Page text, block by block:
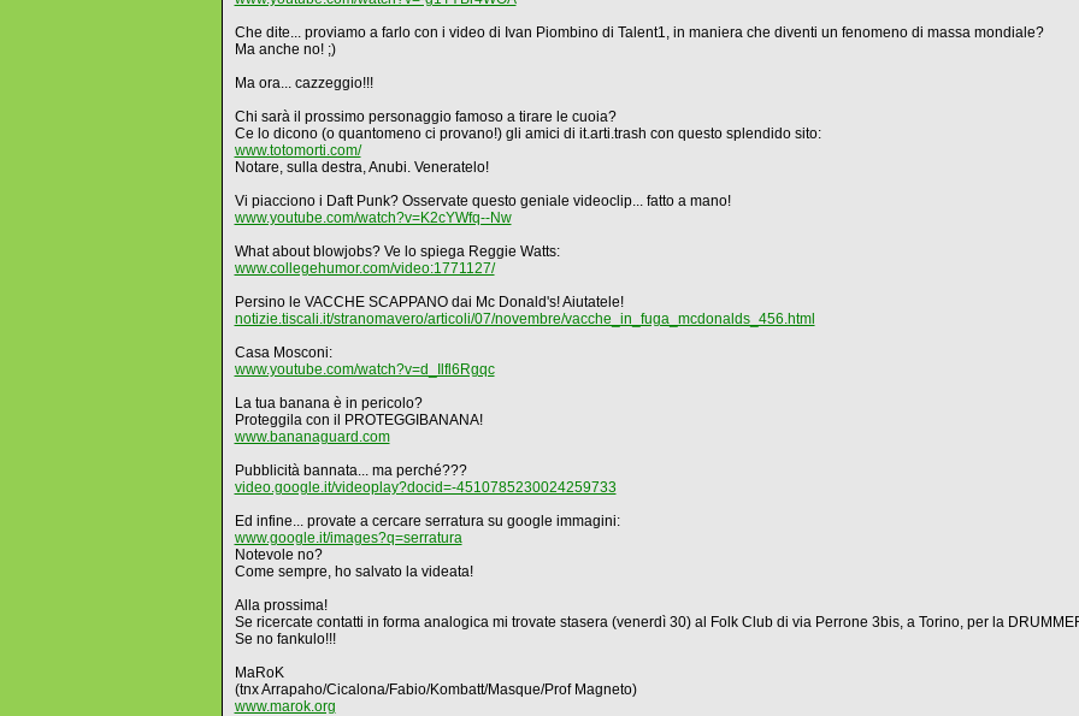
Che dite... proviamo a farlo con i video di Ivan Piombino di Talent1, in maniera che diventi un fenomeno di massa mondiale?
Ma anche no! ;)
Ma ora... cazzeggio!!!
Chi sarà il prossimo personaggio famoso a tirare le cuoia?
Ce lo dicono (o quantomeno ci provano!) gli amici di it.arti.trash con questo splendido sito:
www.totomorti.com/
Notare, sulla destra, Anubi. Veneratelo!
Vi piacciono i Daft Punk? Osservate questo geniale videoclip... fatto a mano!
www.youtube.com/watch?v=K2cYWfq--Nw
What about blowjobs? Ve lo spiega Reggie Watts:
www.collegehumor.com/video:1771127/
Persino le VACCHE SCAPPANO dai Mc Donald's! Aiutatele!
notizie.tiscali.it/stranomavero/articoli/07/novembre/vacche_in_fuga_mcdonalds_456.html
Casa Mosconi:
www.youtube.com/watch?v=d_Ilfl6Rgqc
La tua banana è in pericolo?
Proteggila con il PROTEGGIBANANA!
www.bananaguard.com
Pubblicità bannata... ma perché???
video.google.it/videoplay?docid=-4510785230024259733
Ed infine... provate a cercare serratura su google immagini:
www.google.it/images?q=serratura
Notevole no?
Come sempre, ho salvato la videata!
Alla prossima!
Se ricercate contatti in forma analogica mi trovate stasera (venerdì 30) al Folk Club di via Perrone 3bis, a Torino, per la
Se no fankulo!!!
MaRoK
(tnx Arrapaho/Cicalona/Fabio/Kombatt/Masque/Prof Magneto)
www.marok.org